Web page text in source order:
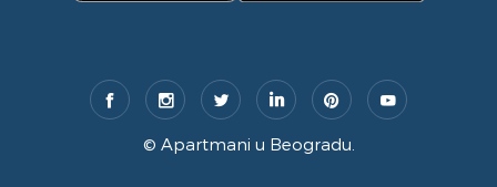
© Apartmani u Beogradu